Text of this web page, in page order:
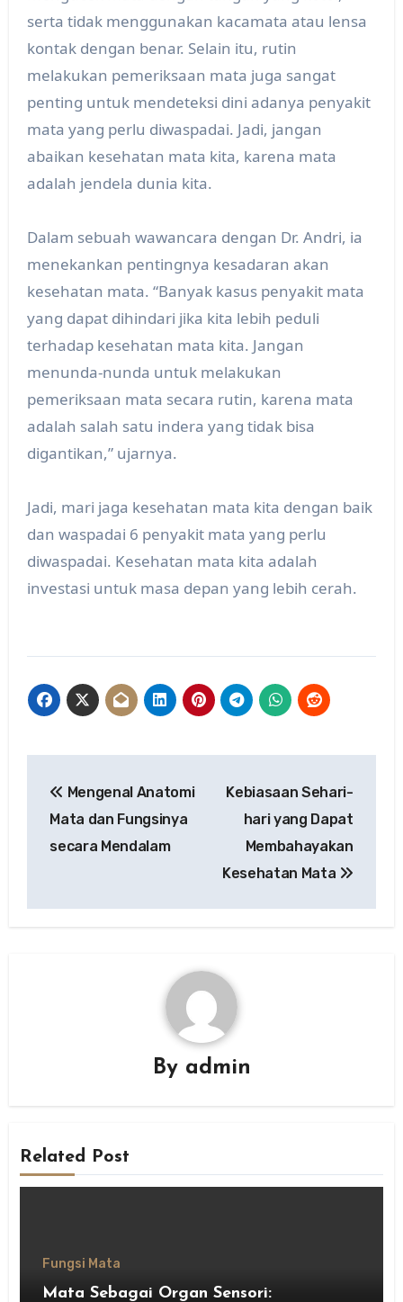
serta tidak menggunakan kacamata atau lensa
kontak dengan benar. Selain itu, rutin
melakukan pemeriksaan mata juga sangat
penting untuk mendeteksi dini adanya penyakit
mata yang perlu diwaspadai. Jadi, jangan
abaikan kesehatan mata kita, karena mata
adalah jendela dunia kita.
Dalam sebuah wawancara dengan Dr. Andri, ia
menekankan pentingnya kesadaran akan
kesehatan mata. “Banyak kasus penyakit mata
yang dapat dihindari jika kita lebih peduli
terhadap kesehatan mata kita. Jangan
menunda-nunda untuk melakukan
pemeriksaan mata secara rutin, karena mata
adalah salah satu indera yang tidak bisa
digantikan,” ujarnya.
Jadi, mari jaga kesehatan mata kita dengan baik
dan waspadai 6 penyakit mata yang perlu
diwaspadai. Kesehatan mata kita adalah
investasi untuk masa depan yang lebih cerah.
navigation
Mengenal Anatomi
Mata dan Fungsinya
secara Mendalam
Kebiasaan Sehari-
hari yang Dapat
Membahayakan
Kesehatan Mata
By admin
Related Post
Fungsi Mata
Mata Sebagai Organ Sensori: